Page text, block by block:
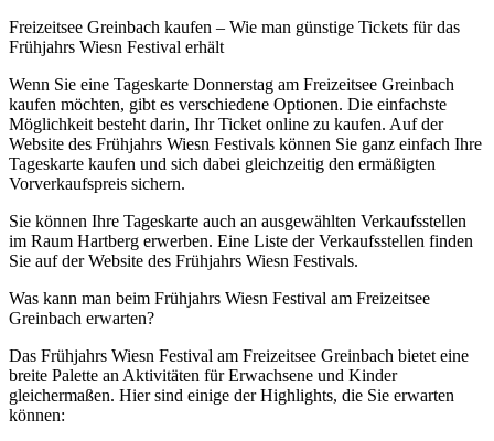
Freizeitsee Greinbach kaufen – Wie man günstige Tickets für das
Frühjahrs Wiesn Festival erhält
Wenn Sie eine Tageskarte Donnerstag am Freizeitsee Greinbach
kaufen möchten, gibt es verschiedene Optionen. Die einfachste
Möglichkeit besteht darin, Ihr Ticket online zu kaufen. Auf der
Website des Frühjahrs Wiesn Festivals können Sie ganz einfach Ihre
Tageskarte kaufen und sich dabei gleichzeitig den ermäßigten
Vorverkaufspreis sichern.
Sie können Ihre Tageskarte auch an ausgewählten Verkaufsstellen
im Raum Hartberg erwerben. Eine Liste der Verkaufsstellen finden
Sie auf der Website des Frühjahrs Wiesn Festivals.
Was kann man beim Frühjahrs Wiesn Festival am Freizeitsee
Greinbach erwarten?
Das Frühjahrs Wiesn Festival am Freizeitsee Greinbach bietet eine
breite Palette an Aktivitäten für Erwachsene und Kinder
gleichermaßen. Hier sind einige der Highlights, die Sie erwarten
können: